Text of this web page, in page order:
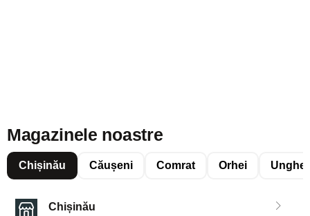
Magazinele noastre
Chișinău Căușeni Comrat Orhei
Chișinău